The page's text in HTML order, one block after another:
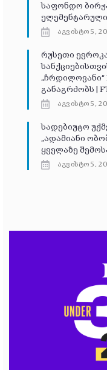
საფონდო
აგვისტო 5,
რუსეთი
განაგრძობს |
აგვისტო 5,
სადებიუტო
„ადამიანი
ყველაზე
აგვისტო 5,